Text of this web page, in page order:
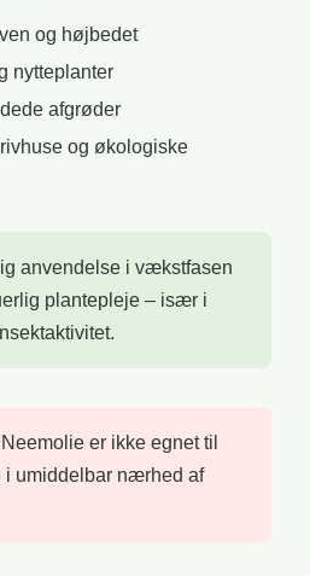
og højbedet
nytteplanter
afgrøder
og økologiske
anvendelse i vækstfasen
plantepleje – især i
Neemolie er ikke egnet til
i umiddelbar nærhed af